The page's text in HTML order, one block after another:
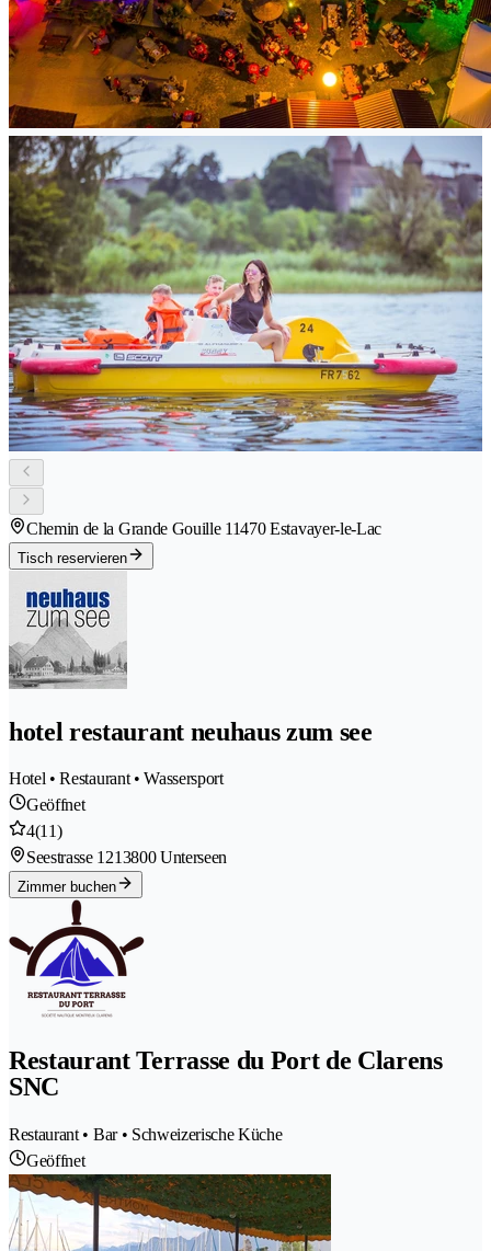
Chemin de la Grande Gouille 11470 Estavayer-le-Lac
Tisch reservieren
hotel restaurant neuhaus zum see
Hotel • Restaurant • Wassersport
Geöffnet
4(11)
Seestrasse 1213800 Unterseen
Zimmer buchen
Restaurant Terrasse du Port de Clarens
SNC
Restaurant • Bar • Schweizerische Küche
Geöffnet